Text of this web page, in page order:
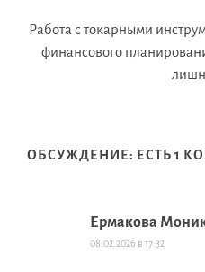
Работа с токарными
финансового
ОБСУЖДЕНИЕ: ЕСТЬ 1
Ермакова
08.02.2026 в 17:32